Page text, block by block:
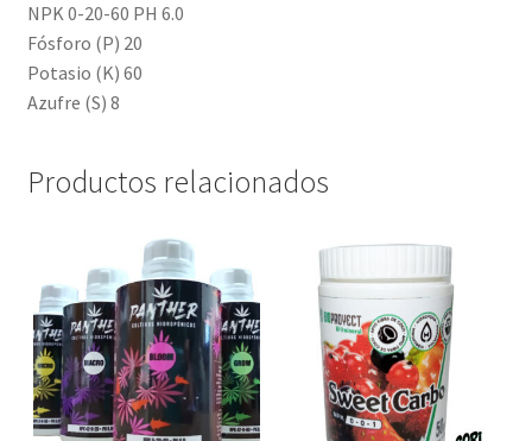
NPK 0-20-60 PH 6.0
Fósforo (P) 20
Potasio (K) 60
Azufre (S) 8
Productos relacionados